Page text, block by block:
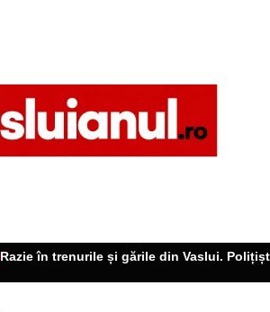
Razie în trenurile și gările din Vaslui.